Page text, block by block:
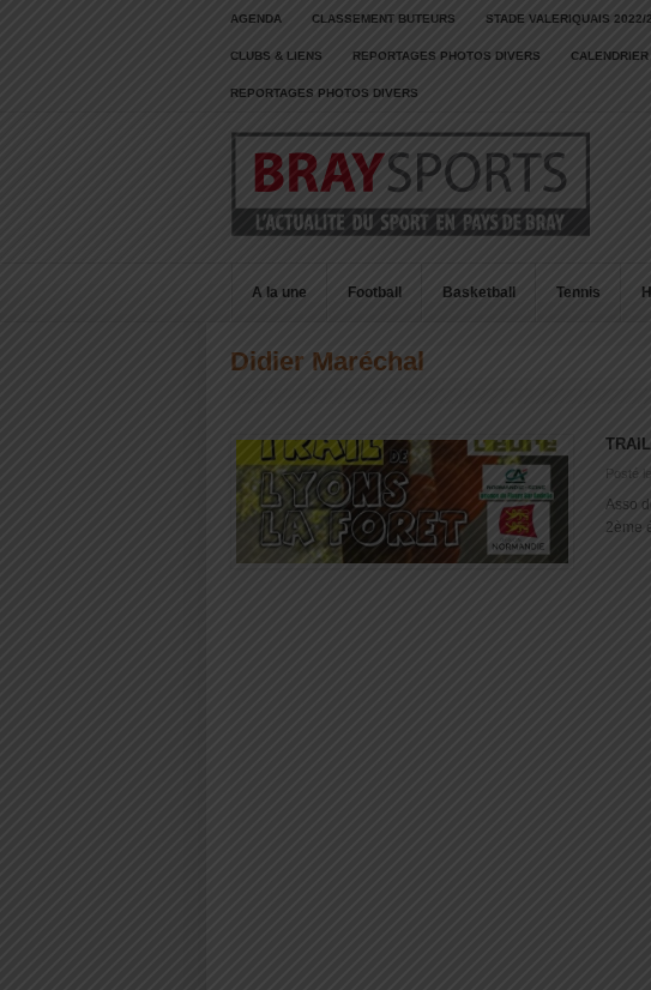
AGENDA CLASSEMENT BUTEURS STADE VALERIQUAIS 2022/
CLUBS & LIENS REPORTAGES PHOTOS DIVERS
REPORTAGES PHOTOS DIVERS
A la une Football Basketball Tennis
Didier Maréchal
Posté
Asso
2ème